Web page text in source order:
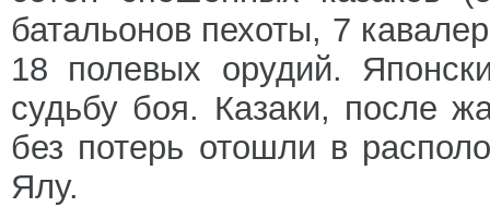
батальонов пехоты, 7
18 полевых орудий.
судьбу боя. Казаки, после
без потерь отошли в
Ялу.